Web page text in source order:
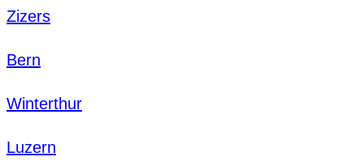
Zizers
Bern
Winterthur
Luzern